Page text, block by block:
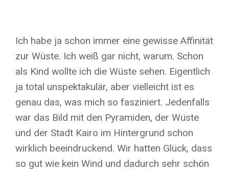
Ich habe ja schon immer eine gewisse Affinität
zur Wüste. Ich weiß gar nicht, warum. Schon
als Kind wollte ich die Wüste sehen. Eigentlich
ja total unspektakulär, aber vielleicht ist es
genau das, was mich so fasziniert. Jedenfalls
war das Bild mit den Pyramiden, der Wüste
und der Stadt Kairo im Hintergrund schon
wirklich beeindruckend. Wir hatten Glück, dass
so gut wie kein Wind und dadurch sehr schön